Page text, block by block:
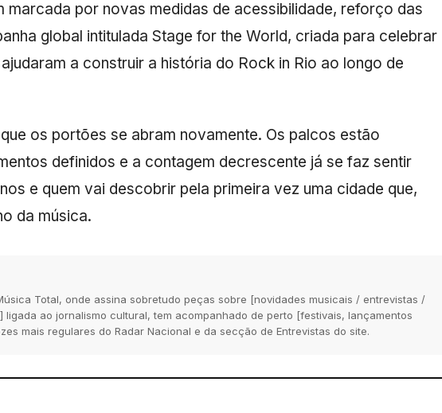
marcada por novas medidas de acessibilidade, reforço das
global intitulada Stage for the World, criada para celebrar
a construir a história do Rock in Rio ao longo de
os portões se abram novamente. Os palcos estão
definidos e a contagem decrescente já se faz sentir
e quem vai descobrir pela primeira vez uma cidade que,
da música.
Total, onde assina sobretudo peças sobre [novidades musicais / entrevistas /
ligada ao jornalismo cultural, tem acompanhado de perto [festivais, lançamentos
mais regulares do Radar Nacional e da secção de Entrevistas do site.